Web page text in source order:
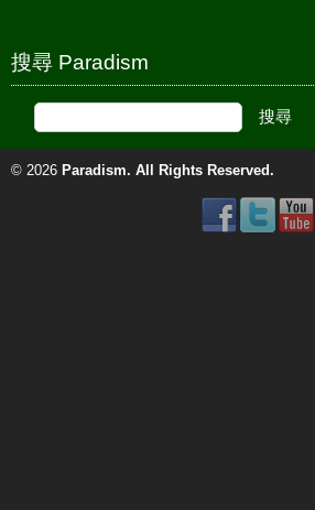
搜尋 Paradism
© 2026 Paradism. All Rights Reserved.